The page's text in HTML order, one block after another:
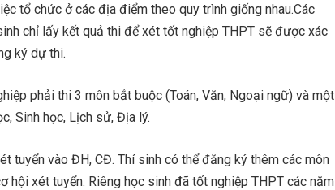
tổ chức ở các địa điểm theo quy trình giống nhau.Các
chỉ lấy kết quả thi để xét tốt nghiệp THPT sẽ được xác
ký dự thi.
phải thi 3 môn bắt buộc (Toán, Văn, Ngoại ngữ) và một
Sinh học, Lịch sử, Địa lý.
tuyển vào ĐH, CĐ. Thí sinh có thể đăng ký thêm các môn
hội xét tuyển. Riêng học sinh đã tốt nghiệp THPT các năm